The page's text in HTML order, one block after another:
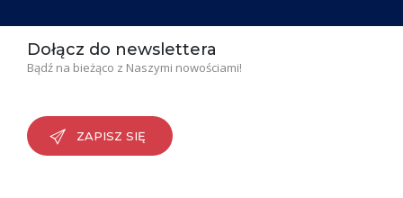
Dołącz do newslettera
Bądź na bieżąco z Naszymi nowościami!
ZAPISZ SIĘ